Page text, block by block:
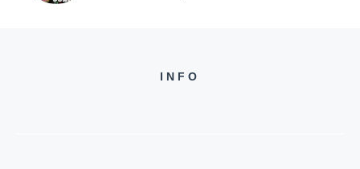
INFO